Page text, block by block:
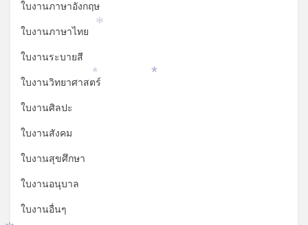
ใบงานภาษาอังกฤษ
ใบงานภาษาไทย
ใบงานระบายสี
ใบงานวิทยาศาสตร์
ใบงานศิลปะ
ใบงานสังคม
ใบงานสุขศึกษา
ใบงานอนุบาล
ใบงานอื่นๆ